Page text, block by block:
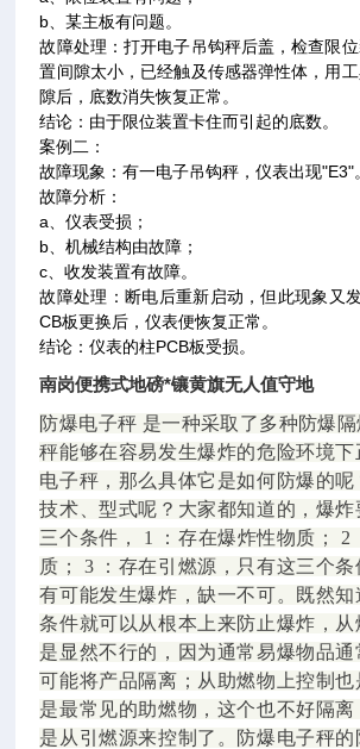
b、某主板有问题。
故障处理：打开电子吊钩秤后盖，检查限
置间隙太小，已经触及传感器弹性体，用
隙后，底数消失恢复正常。
结论：由于限位装置卡住而引起的底数。
案例二：
故障现象：有一电子吊钩秤，仪表出现"E3"
故障分析：
a、仪表受损；
b、机械结构由故障；
c、收发装置有故障。
故障处理：断电后重新启动，但此现象又
CB板更换后，仪表便恢复正常。
结论：仪表的柱PCB板受损。
南岗便携式地磅*镶黄旗无人值守地
防爆电子秤 是一种采取了多种防爆
秤能够在容易发生爆炸的危险环境
电子秤，那么具体它是如何防爆的
技术、型式呢？大家都知道的，爆炸
三个条件， 1 ：存在爆炸性物质； 2
质； 3 ：存在引燃源，只有这三个
有可能发生爆炸，缺一不可。既然
条件就可以从根本上来防止爆炸，从
是显然不行的，因为通常易爆物品
可能将产品隔离；从助燃物上控制
是最常见的助燃物，这个也不好隔
是从引燃源来控制了。防爆电子秤